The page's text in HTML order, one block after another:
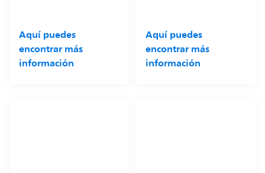
Aquí puedes
encontrar más
información
Aquí puedes
encontrar más
información